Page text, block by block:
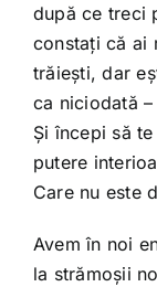
după ce treci
constați că ai
trăiești, dar
ca niciodată
Și începi să
putere
Care nu este
Avem în noi
la strămoșii